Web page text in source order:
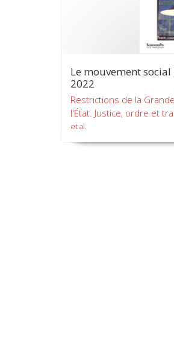
Le mouvement
2022
Restrictions de la
l'État. Justice, ordre et
et al.